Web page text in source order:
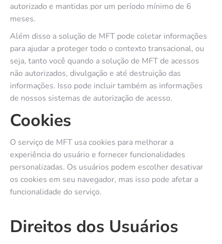
autorizado e mantidas por um período mínimo de 6
meses.
Além disso a solução de MFT pode coletar informações
para ajudar a proteger todo o contexto transacional, ou
seja, tanto você quando a solução de MFT de acessos
não autorizados, divulgação e até destruição das
informações. Isso pode incluir também as informações
de nossos sistemas de autorização de acesso.
Cookies
O serviço de MFT usa cookies para melhorar a
experiência do usuário e fornecer funcionalidades
personalizadas. Os usuários podem escolher desativar
os cookies em seu navegador, mas isso pode afetar a
funcionalidade do serviço.
Direitos dos Usuários